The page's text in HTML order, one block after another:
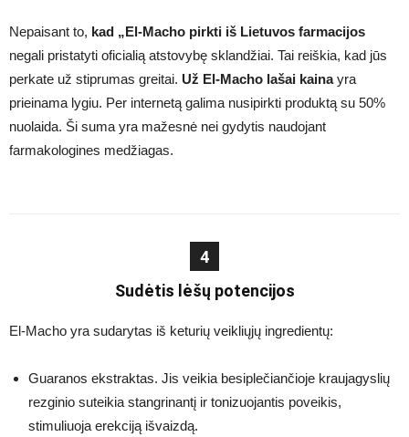
Nepaisant to, kad „El-Macho pirkti iš Lietuvos farmacijos
negali pristatyti oficialią atstovybę sklandžiai. Tai reiškia, kad jūs
perkate už stiprumas greitai. Už El-Macho lašai kainayra
prieinama lygiu. Per internetą galima nusipirkti produktą su 50%
nuolaida. Ši suma yra mažesnė nei gydytis naudojant
farmakologines medžiagas.
4
Sudėtis lėšų potencijos
El-Macho yra sudarytas iš keturių veikliųjų ingredientų:
Guaranos ekstraktas. Jis veikia besiplečiančioje kraujagyslių
rezginio suteikia stangrinantį ir tonizuojantis poveikis,
stimuliuoja erekciją išvaizdą.